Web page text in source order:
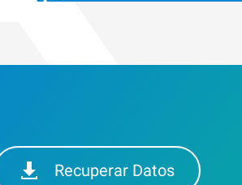
Recuperar Datos